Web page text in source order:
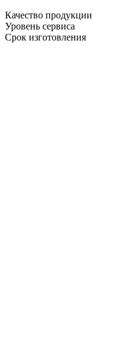
Качество продукции
Уровень сервиса
Срок изготовления